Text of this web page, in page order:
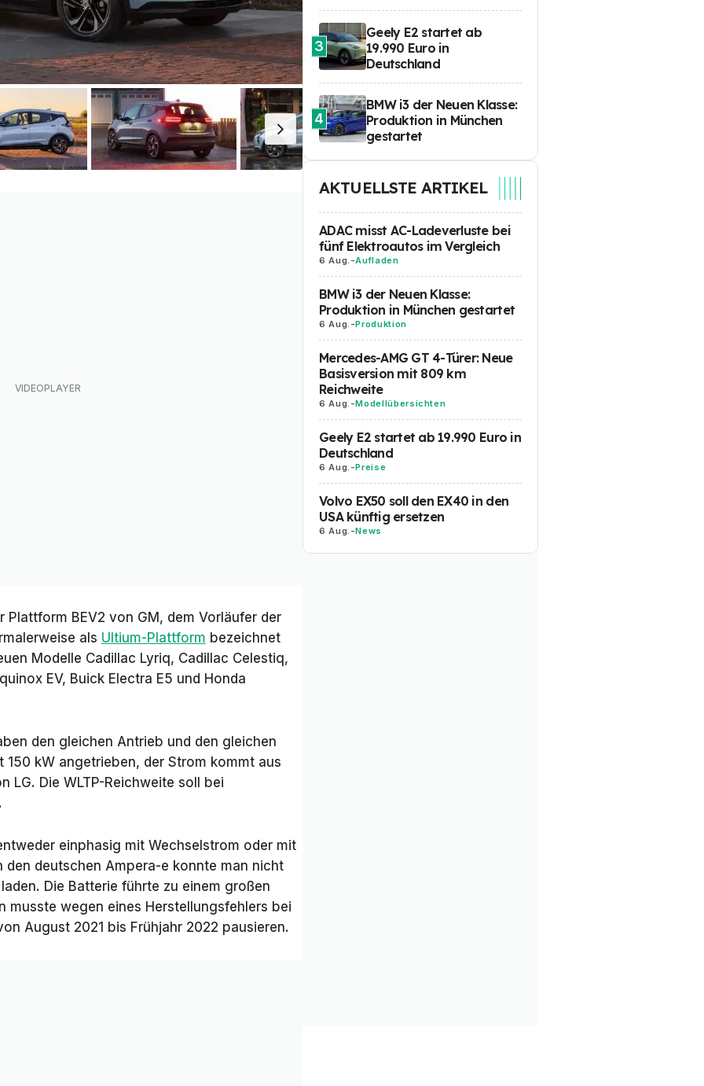
Plattform BEV2 von GM, dem Vorläufer der
als Ultium-Plattform bezeichnet
Modelle Cadillac Lyriq, Cadillac Celestiq,
EV, Buick Electra E5 und Honda
den gleichen Antrieb und den gleichen
kW angetrieben, der Strom kommt aus
LG. Die WLTP-Reichweite soll bei
einphasig mit Wechselstrom oder mit
deutschen Ampera-e konnte man nicht
Die Batterie führte zu einem großen
musste wegen eines Herstellungsfehlers bei
August 2021 bis Frühjahr 2022 pausieren.
3
Geely E2 startet ab
19.990 Euro in
Deutschland
4
BMW i3 der Neuen Klasse:
Produktion in München
gestartet
AKTUELLSTE ARTIKEL
ADAC misst AC-Ladeverluste bei
fünf Elektroautos im Vergleich
6 Aug. -Aufladen
BMW i3 der Neuen Klasse:
Produktion in München gestartet
6 Aug. -Produktion
Mercedes-AMG GT 4-Türer: Neue
Basisversion mit 809 km
Reichweite
6 Aug. -Modellübersichten
Geely E2 startet ab 19.990 Euro in
Deutschland
6 Aug. -Preise
Volvo EX50 soll den EX40 in den
USA künftig ersetzen
6 Aug. -News